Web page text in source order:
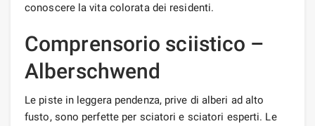
conoscere la vita colorata dei residenti.
Comprensorio sciistico –
Alberschwend
Le piste in leggera pendenza, prive di alberi ad alto
fusto, sono perfette per sciatori e sciatori esperti. Le